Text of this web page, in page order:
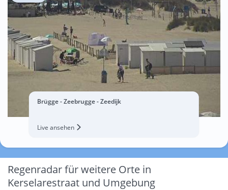
Brügge - Zeebrugge - Zeedijk
Live ansehen
Regenradar für weitere Orte in
Kerselarestraat und Umgebung